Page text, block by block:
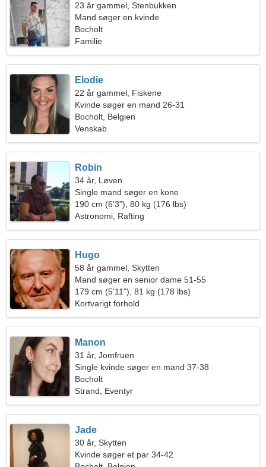
23 år gammel, Stenbukken
Mand søger en kvinde
Bocholt
Familie
Elodie
22 år gammel, Fiskene
Kvinde søger en mand 26-31
Bocholt, Belgien
Venskab
Robin
34 år, Løven
Single mand søger en kone
190 cm (6'3"), 80 kg (176 lbs)
Astronomi, Rafting
Hugo
58 år gammel, Skytten
Mand søger en senior dame 51-55
179 cm (5'11"), 81 kg (178 lbs)
Kortvarigt forhold
Manon
31 år, Jomfruen
Single kvinde søger en mand 37-38
Bocholt
Strand, Eventyr
Jade
30 år, Skytten
Kvinde søger et par 34-42